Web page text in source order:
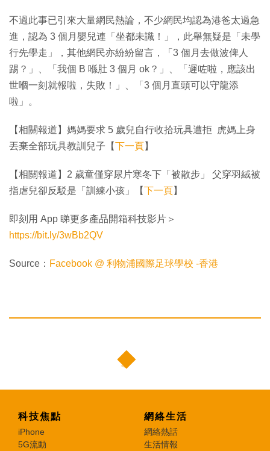
不過此事已引來大量網民熱論，不少網民均認為港爸太過急
進，認為 3 個月嬰兒連「坐都未識！」，此舉無疑是「未學
行先學走」，其他網民亦紛紛留言，「3 個月去做波俾人
踢？」、「我個 B 喺肚 3 個月 ok？」、「遲咗啦，應該出
世嗰一刻就報啦，失敗！」、「3 個月直頭可以守龍添
啦」。
【相關報道】媽媽要求 5 歲兒自行收拾玩具遭拒 虎媽上身
丟棄全部玩具教訓兒子【下一頁】
【相關報道】2 歲童僅穿尿片寒冬下「被散步」 父穿羽絨被
指虐兒卻反駁是「訓練小孩」【下一頁】
即刻用 App 睇更多產品開箱科技影片＞
https://bit.ly/3wBb2QV
Source： Facebook @ 利物浦國際足球學校 -香港
科技焦點
iPhone
5G流動
網絡生活
網絡熱話
生活情報